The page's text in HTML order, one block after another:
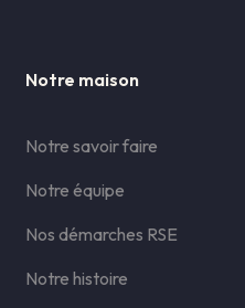
Notre maison
Notre savoir faire
Notre équipe
Nos démarches RSE
Notre histoire